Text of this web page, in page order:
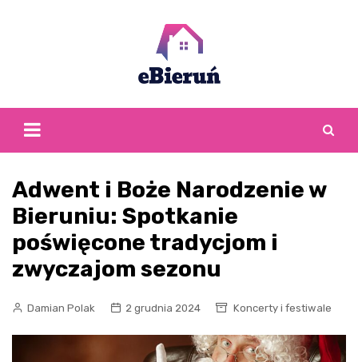
Adwent i Boże Narodzenie w
Bieruniu: Spotkanie
poświęcone tradycjom i
zwyczajom sezonu
Damian Polak 2 grudnia 2024 Koncerty i festiwale